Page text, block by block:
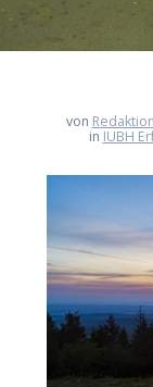
von
in IUBH